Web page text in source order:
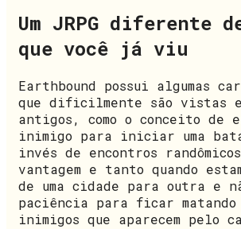
Um JRPG diferente
que você já viu
Earthbound possui algumas
que dificilmente são vistas
antigos, como o conceito de
inimigo para iniciar uma
invés de encontros
vantagem e tanto quando
de uma cidade para outra e
paciência para ficar matando
inimigos que aparecem pelo